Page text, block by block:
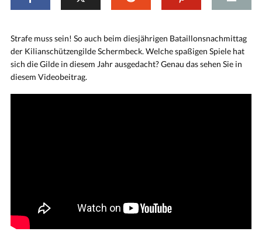
Strafe muss sein! So auch beim diesjährigen Bataillonsnachmittag
der Kilianschützengilde Schermbeck. Welche spaßigen Spiele hat
sich die Gilde in diesem Jahr ausgedacht? Genau das sehen Sie in
diesem Videobeitrag.